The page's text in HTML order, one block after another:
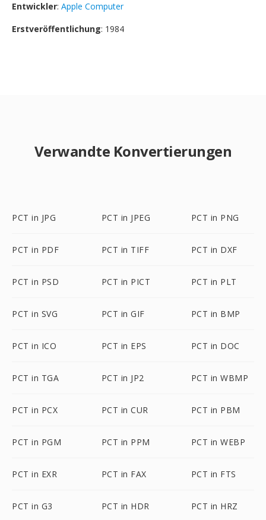
Entwickler: Apple Computer
Erstveröffentlichung: 1984
Verwandte Konvertierungen
PCT in JPG PCT in JPEG PCT in PNG
PCT in PDF PCT in TIFF PCT in DXF
PCT in PSD PCT in PICT PCT in PLT
PCT in SVG PCT in GIF PCT in BMP
PCT in ICO PCT in EPS PCT in DOC
PCT in TGA PCT in JP2 PCT in WBMP
PCT in PCX PCT in CUR PCT in PBM
PCT in PGM PCT in PPM PCT in WEBP
PCT in EXR PCT in FAX PCT in FTS
PCT in G3 PCT in HDR PCT in HRZ